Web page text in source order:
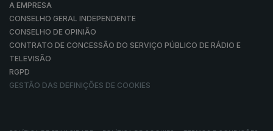
A EMPRESA
CONSELHO GERAL INDEPENDENTE
CONSELHO DE OPINIÃO
CONTRATO DE CONCESSÃO DO SERVIÇO PÚBLICO DE RÁDIO E
TELEVISÃO
RGPD
GESTÃO DAS DEFINIÇÕES DE COOKIES